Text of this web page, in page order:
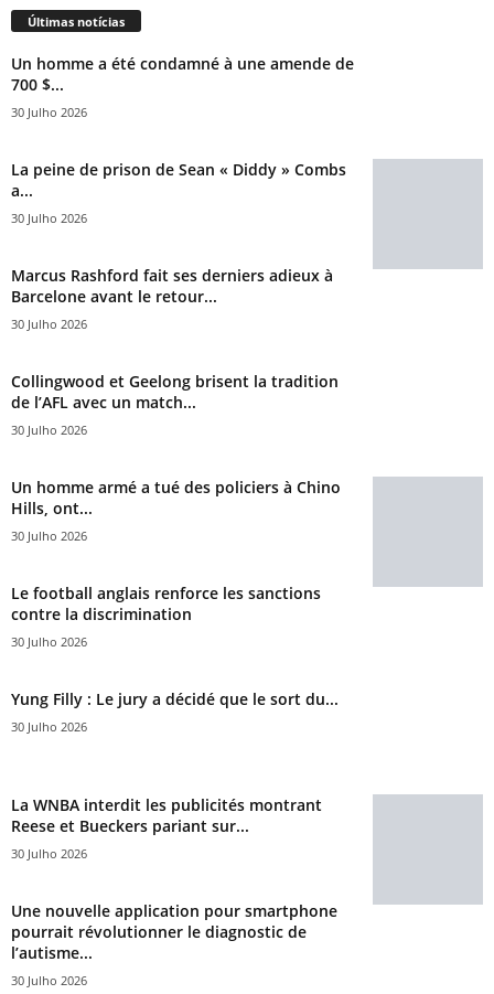
Últimas notícias
Un homme a été condamné à une amende de
700 $...
30 Julho 2026
La peine de prison de Sean « Diddy » Combs
a...
30 Julho 2026
Marcus Rashford fait ses derniers adieux à
Barcelone avant le retour...
30 Julho 2026
Collingwood et Geelong brisent la tradition
de l’AFL avec un match...
30 Julho 2026
Un homme armé a tué des policiers à Chino
Hills, ont...
30 Julho 2026
Le football anglais renforce les sanctions
contre la discrimination
30 Julho 2026
Yung Filly : Le jury a décidé que le sort du...
30 Julho 2026
La WNBA interdit les publicités montrant
Reese et Bueckers pariant sur...
30 Julho 2026
Une nouvelle application pour smartphone
pourrait révolutionner le diagnostic de
l’autisme...
30 Julho 2026